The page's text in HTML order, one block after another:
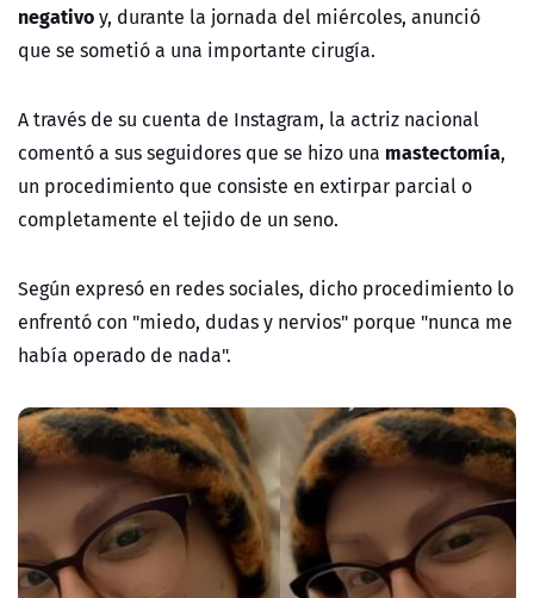
negativoy, durante la jornada del miércoles, anunció
que se sometió a una importante cirugía.
A través de su cuenta de Instagram, la actriz nacional
comentó a sus seguidores que se hizo una mastectomía,
un procedimiento que consiste en extirpar parcial o
completamente el tejido de un seno.
Según expresó en redes sociales, dicho procedimiento lo
enfrentó con "miedo, dudas y nervios" porque "nunca me
había operado de nada".